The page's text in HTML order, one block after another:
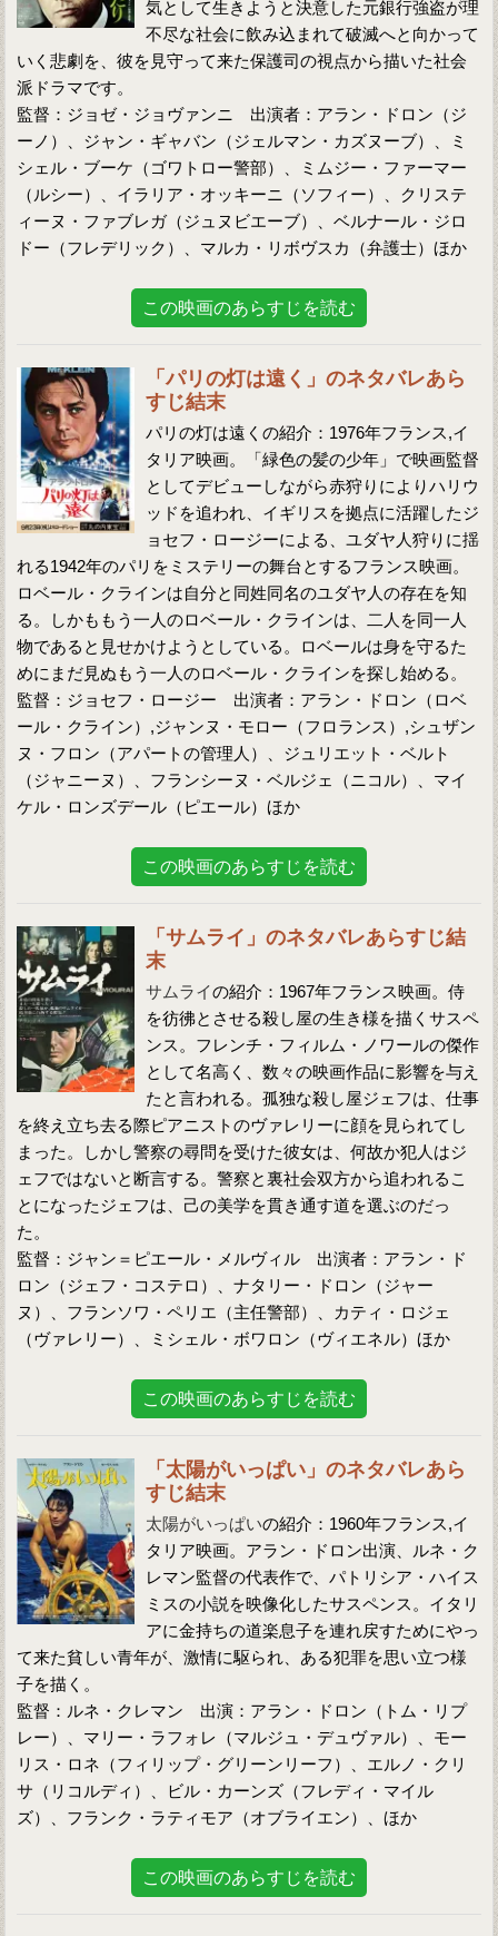
気として生きようと決意した元銀行強盗が理
不尽な社会に飲み込まれて破滅へと向かって
いく悲劇を、彼を見守って来た保護司の視点から描いた社会
派ドラマです。
監督：ジョゼ・ジョヴァンニ 出演者：アラン・ドロン（ジ
ーノ）、ジャン・ギャバン（ジェルマン・カズヌーブ）、ミ
シェル・ブーケ（ゴワトロー警部）、ミムジー・ファーマー
（ルシー）、イラリア・オッキーニ（ソフィー）、クリステ
ィーヌ・ファブレガ（ジュヌビエーブ）、ベルナール・ジロ
ドー（フレデリック）、マルカ・リボヴスカ（弁護士）ほか
この映画のあらすじを読む
「パリの灯は遠く」のネタバレあら
すじ結末
パリの灯は遠くの紹介：1976年フランス,イ
タリア映画。「緑色の髪の少年」で映画監督
としてデビューしながら赤狩りによりハリウ
ッドを追われ、イギリスを拠点に活躍したジ
ョセフ・ロージーによる、ユダヤ人狩りに揺
れる1942年のパリをミステリーの舞台とするフランス映画。
ロベール・クラインは自分と同姓同名のユダヤ人の存在を知
る。しかももう一人のロベール・クラインは、二人を同一人
物であると見せかけようとしている。ロベールは身を守るた
めにまだ見ぬもう一人のロベール・クラインを探し始める。
監督：ジョセフ・ロージー 出演者：アラン・ドロン（ロベ
ール・クライン）,ジャンヌ・モロー（フロランス）,シュザン
ヌ・フロン（アパートの管理人）、ジュリエット・ベルト
（ジャニーヌ）、フランシーヌ・ベルジェ（ニコル）、マイ
ケル・ロンズデール（ピエール）ほか
この映画のあらすじを読む
「サムライ」のネタバレあらすじ結
末
サムライの紹介：1967年フランス映画。侍
を彷彿とさせる殺し屋の生き様を描くサスペ
ンス。フレンチ・フィルム・ノワールの傑作
として名高く、数々の映画作品に影響を与え
たと言われる。孤独な殺し屋ジェフは、仕事
を終え立ち去る際ピアニストのヴァレリーに顔を見られてし
まった。しかし警察の尋問を受けた彼女は、何故か犯人はジ
ェフではないと断言する。警察と裏社会双方から追われるこ
とになったジェフは、己の美学を貫き通す道を選ぶのだっ
た。
監督：ジャン＝ピエール・メルヴィル 出演者：アラン・ド
ロン（ジェフ・コステロ）、ナタリー・ドロン（ジャー
ヌ）、フランソワ・ペリエ（主任警部）、カティ・ロジェ
（ヴァレリー）、ミシェル・ボワロン（ヴィエネル）ほか
この映画のあらすじを読む
「太陽がいっぱい」のネタバレあら
すじ結末
太陽がいっぱいの紹介：1960年フランス,イ
タリア映画。アラン・ドロン出演、ルネ・ク
レマン監督の代表作で、パトリシア・ハイス
ミスの小説を映像化したサスペンス。イタリ
アに金持ちの道楽息子を連れ戻すためにやっ
て来た貧しい青年が、激情に駆られ、ある犯罪を思い立つ様
子を描く。
監督：ルネ・クレマン 出演：アラン・ドロン（トム・リプ
レー）、マリー・ラフォレ（マルジュ・デュヴァル）、モー
リス・ロネ（フィリップ・グリーンリーフ）、エルノ・クリ
サ（リコルディ）、ビル・カーンズ（フレディ・マイル
ズ）、フランク・ラティモア（オブライエン）、ほか
この映画のあらすじを読む